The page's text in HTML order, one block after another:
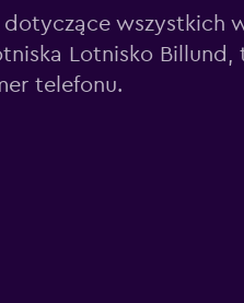
dotyczące wszystkich
Lotnisko Billund,
telefonu.